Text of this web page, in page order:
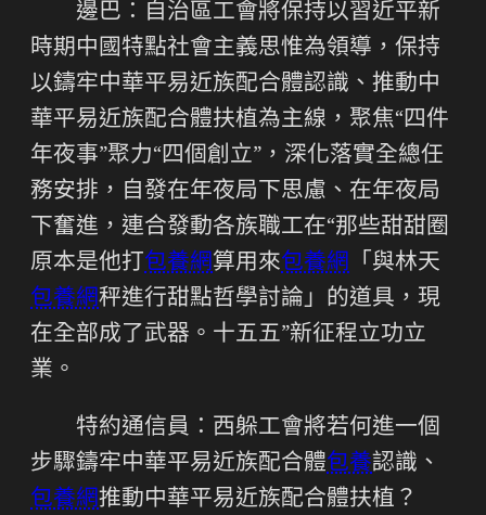
邊巴：自治區工會將保持以習近平新
時期中國特點社會主義思惟為領導，保持
以鑄牢中華平易近族配合體認識、推動中
華平易近族配合體扶植為主線，聚焦“四件
年夜事”聚力“四個創立”，深化落實全總任
務安排，自發在年夜局下思慮、在年夜局
下奮進，連合發動各族職工在“那些甜甜圈
原本是他打 包養網算用來包養網 「與林天
包養網秤進行甜點哲學討論」的道具，現
在全部成了武器。十五五”新征程立功立
業。
特約通信員：西躲工會將若何進一個
步驟鑄牢中華平易近族配合體包養認識、
包養網推動中華平易近族配合體扶植？